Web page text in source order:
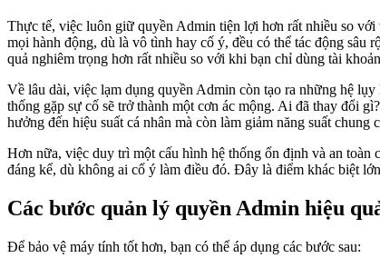
Thực tế, việc luôn giữ quyền Admin tiện lợi hơn rất nhiều so
mọi hành động, dù là vô tình hay cố ý, đều có thể tác động sâu
quả nghiêm trọng hơn rất nhiều so với khi bạn chỉ dùng tài
Về lâu dài, việc lạm dụng quyền Admin còn tạo ra những hệ
thống gặp sự cố sẽ trở thành một cơn ác mộng. Ai đã thay đổi
hưởng đến hiệu suất cá nhân mà còn làm giảm năng suất chung
Hơn nữa, việc duy trì một cấu hình hệ thống ổn định và an toàn
đáng kể, dù không ai cố ý làm điều đó. Đây là điểm khác biệt
Các bước quản lý quyền Admin hiệu
Để bảo vệ máy tính tốt hơn, bạn có thể áp dụng các bước sau: